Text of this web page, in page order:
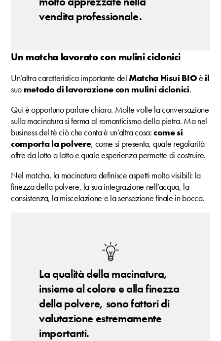
vendita professionale.
Un matcha lavorato con mulini ciclonici
Un’altra caratteristica importante delMatcha Hisui BIOèil
suo metodo di lavorazione con mulini ciclonici.
Qui è opportuno parlare chiaro. Molte volte la conversazione
sulla macinatura si ferma al romanticismo della pietra. Ma nel
business del tè ciò che conta è un’altra cosa:come si
comporta la polvere, come si presenta, quale regolarità
offre da lotto a lotto e quale esperienza permette di costruire.
Nel matcha, la macinatura definisce aspetti molto visibili: la
finezza della polvere, la sua integrazione nell’acqua, la
consistenza, la miscelazione e la sensazione finale in bocca.
La qualità della macinatura,
insieme al colore e alla finezza
della polvere, sono fattori di
valutazione estremamente
importanti.